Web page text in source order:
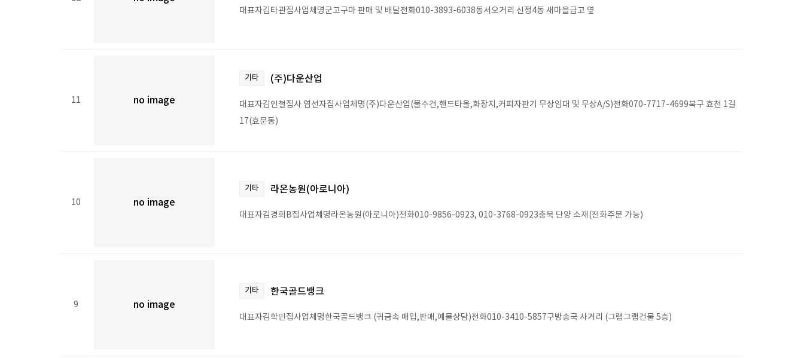
대표자김타관집사업체명군고구마 판매 및 배달전화010-3893-6038동서오거리 신정4동 새마을금고 옆
11 no image
기타 (주)다운산업
대표자김인철집사 염선자집사업체명(주)다운산업(물수건,핸드타올,화장지,커피자판기 무상임대 및 무상A/S)전화070-7717-4699북구 효천 1길
17(효문동)
10 no image
기타 라온농원(아로니아)
대표자김경희B집사업체명라온농원(아로니아)전화010-9856-0923, 010-3768-0923충북 단양 소재(전화주문 가능)
9 no image
기타 한국골드뱅크
대표자김학민집사업체명한국골드뱅크 (귀금속 매입,판매,예물상담)전화010-3410-5857구방송국 사거리 (그램그램건물 5층)